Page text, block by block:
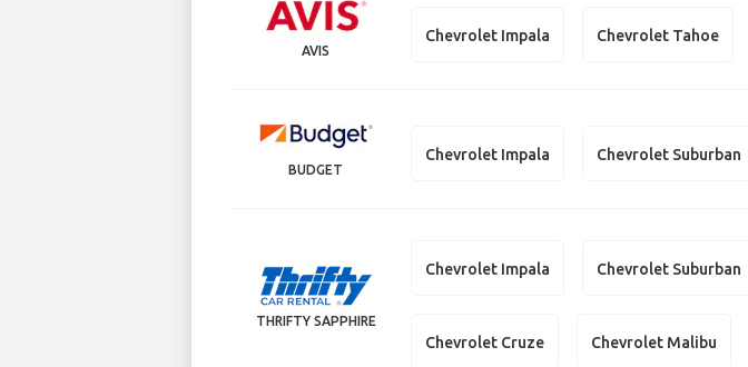
AVIS
Chevrolet Impala Chevrolet Tahoe
BUDGET
Chevrolet Impala Chevrolet Suburban
THRIFTY SAPPHIRE
Chevrolet Impala Chevrolet Suburban
Chevrolet Cruze Chevrolet Malibu